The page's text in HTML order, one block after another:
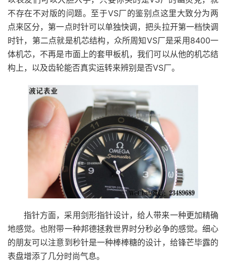
不存在不对版的问题。至于VS厂的鉴别点这里大致分为两
点来区分，第一点时针可以单独快调，把头拉开第一档快调
时针，第二点就是机芯结构，众所周知VS厂是采用8400一
体机芯，不再是市面上的套甲板机，我们可以从他的机芯结
构上，以及齿轮能否真实运转来辨别是否VS厂。
指针方面，采用剑形指针设计，给人带来一种更加精确
地感觉。也附带一种邦德拯救世界时分秒必争的感觉。细心
的朋友可以注意到秒针是一种棒棒糖的设计，给锋芒毕露的
表盘增添了几分时尚气息。